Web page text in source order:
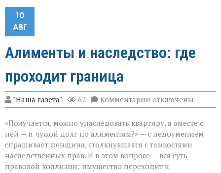
10
АВГ
Алименты и наследство: где
проходит граница
"Наша газета" 62 Комментарии к
записи
и
наследство:
проходит
граница
отключены
«Получается, можно унаследовать квартиру, а вместе с
ней — и чужой долг по алиментам?» — с недоумением
спрашивает женщина, столкнувшаяся с тонкостями
наследственных прав. И в этом вопросе — вся суть
правовой коллизии: имущество переходит к